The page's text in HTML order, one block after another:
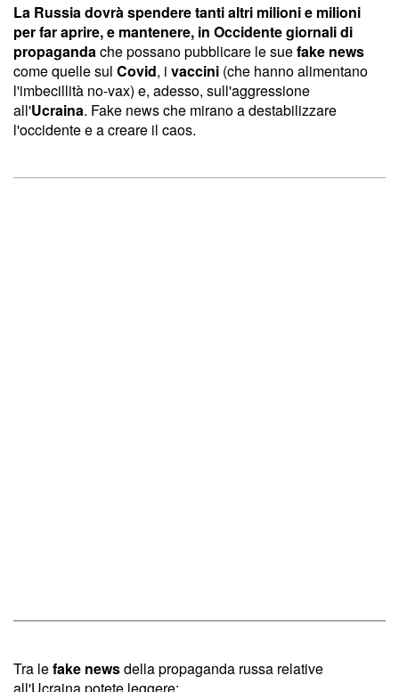
La Russia dovrà spendere tanti altri milioni e milioni
per far aprire, e mantenere, in Occidente giornali di
propaganda che possano pubblicare le suefake news
come quelle sul Covid, i vaccini (che hanno alimentano
l'imbecillità no-vax) e, adesso, sull'aggressione
all'Ucraina. Fake news che mirano a destabilizzare
l'occidente e a creare il caos.
Tra lefake newsdella propaganda russa relative
all'Ucraina potete leggere: